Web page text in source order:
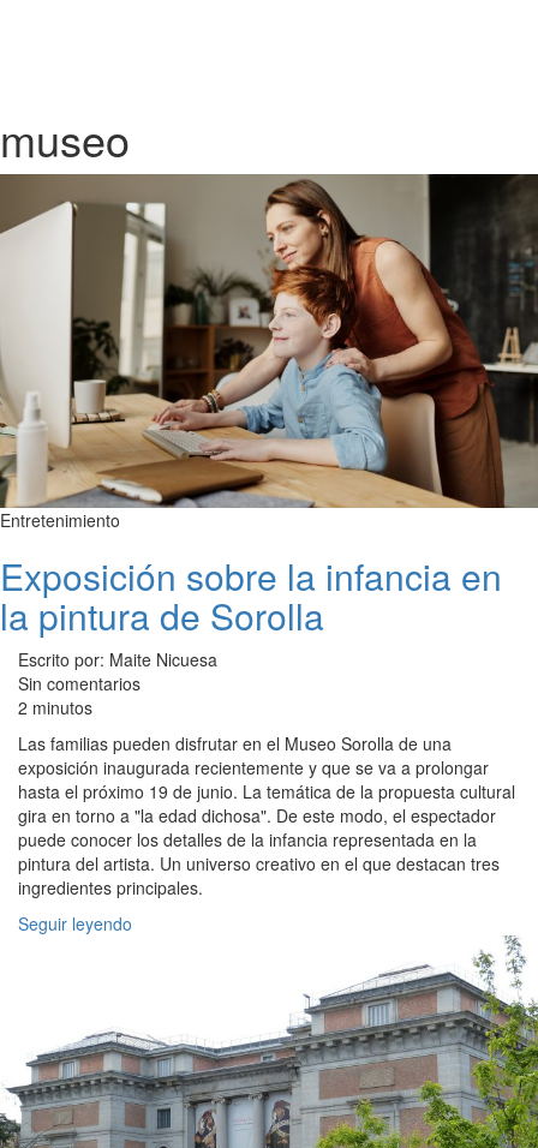
museo
Entretenimiento
Exposición sobre la infancia en
la pintura de Sorolla
Escrito por: Maite Nicuesa
Sin comentarios
2 minutos
Las familias pueden disfrutar en el Museo Sorolla de una
exposición inaugurada recientemente y que se va a prolongar
hasta el próximo 19 de junio. La temática de la propuesta cultural
gira en torno a "la edad dichosa". De este modo, el espectador
puede conocer los detalles de la infancia representada en la
pintura del artista. Un universo creativo en el que destacan tres
ingredientes principales.
Seguir leyendo